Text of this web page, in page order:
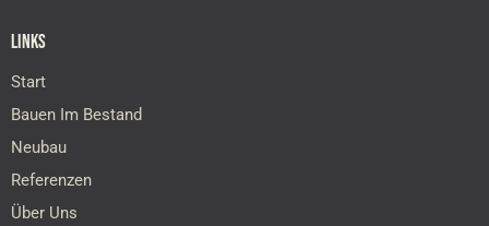
LINKS
Start
Bauen Im Bestand
Neubau
Referenzen
Über Uns